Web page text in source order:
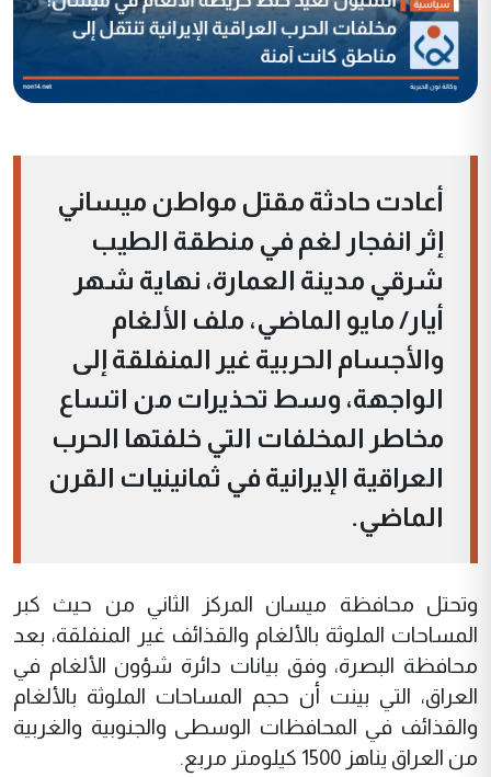
أعادت حادثة مقتل مواطن ميساني
إثر انفجار لغم في منطقة الطيب
شرقي مدينة العمارة، نهاية شهر
أيار/ مايو الماضي، ملف الألغام
والأجسام الحربية غير المنفلقة إلى
الواجهة، وسط تحذيرات من اتساع
مخاطر المخلفات التي خلفتها الحرب
العراقية الإيرانية في ثمانينيات القرن
الماضي.
وتحتل محافظة ميسان المركز الثاني من حيث كبر
المساحات الملوثة بالألغام والقذائف غير المنفلقة، بعد
محافظة البصرة، وفق بيانات دائرة شؤون الألغام في
العراق، التي بينت أن حجم المساحات الملوثة بالألغام
والقذائف في المحافظات الوسطى والجنوبية والغربية
من العراق يناهز 1500 كيلومتر مربع.